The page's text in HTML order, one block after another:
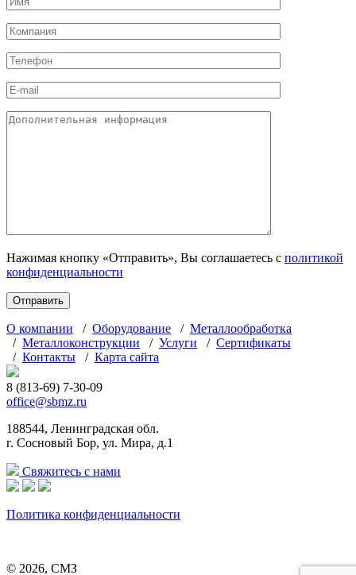
Нажимая кнопку «Отправить», Вы соглашаетесь с политикой
конфиденциальности
О компании / Оборудование / Металлообработка
/ Металлоконструкции / Услуги / Сертификаты
/ Контакты / Карта сайта
8 (813-69) 7-30-09
office@sbmz.ru
188544, Ленинградская обл.
г. Сосновый Бор, ул. Мира, д.1
Свяжитесь с нами
Политика конфиденциальности
© 2026, СМЗ